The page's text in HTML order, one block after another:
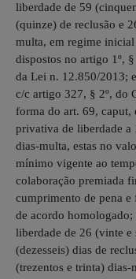
liberdade de 59
(quinze) de reclusão e
multa, em regime
dispostos no artigo 1º,
da Lei n. 12.850/2013;
c/c artigo 327, § 2º, do
forma do art. 69, caput,
privativa de liberdade a
dias-multa, estas no
mínimo vigente ao
colaboração premiada
cumprimento de pena e
de acordo
liberdade de 26 (vinte e
(dezesseis) dias de
(trezentos e trinta) dias-